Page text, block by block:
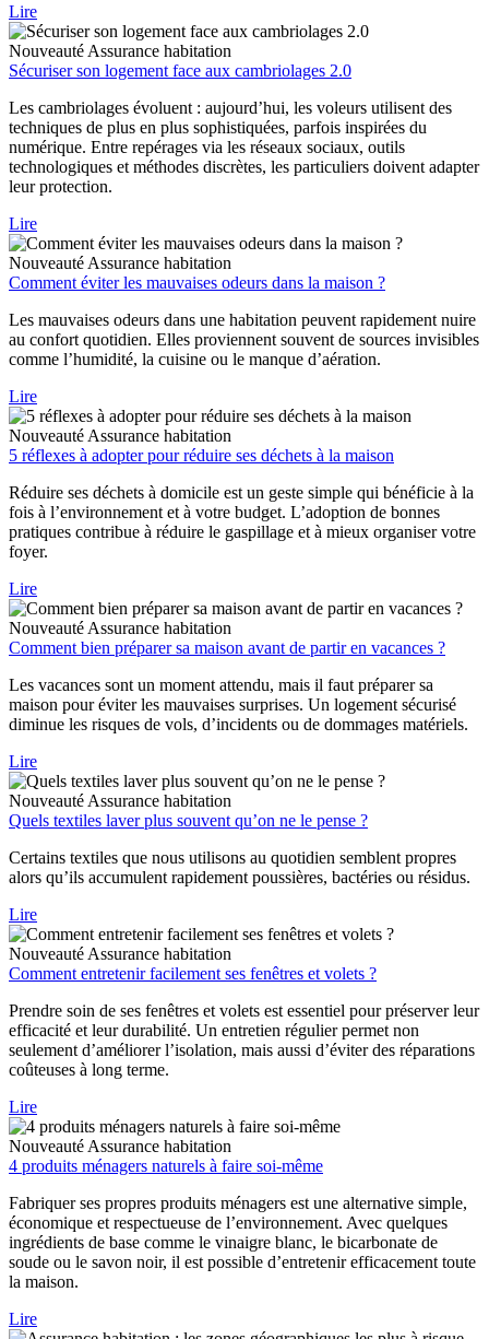
Lire
Nouveauté Assurance habitation
Sécuriser son logement face aux cambriolages 2.0
Les cambriolages évoluent : aujourd’hui, les voleurs utilisent des
techniques de plus en plus sophistiquées, parfois inspirées du
numérique. Entre repérages via les réseaux sociaux, outils
technologiques et méthodes discrètes, les particuliers doivent adapter
leur protection.
Lire
Nouveauté Assurance habitation
Comment éviter les mauvaises odeurs dans la maison ?
Les mauvaises odeurs dans une habitation peuvent rapidement nuire
au confort quotidien. Elles proviennent souvent de sources invisibles
comme l’humidité, la cuisine ou le manque d’aération.
Lire
Nouveauté Assurance habitation
5 réflexes à adopter pour réduire ses déchets à la maison
Réduire ses déchets à domicile est un geste simple qui bénéficie à la
fois à l’environnement et à votre budget. L’adoption de bonnes
pratiques contribue à réduire le gaspillage et à mieux organiser votre
foyer.
Lire
Nouveauté Assurance habitation
Comment bien préparer sa maison avant de partir en vacances ?
Les vacances sont un moment attendu, mais il faut préparer sa
maison pour éviter les mauvaises surprises. Un logement sécurisé
diminue les risques de vols, d’incidents ou de dommages matériels.
Lire
Nouveauté Assurance habitation
Quels textiles laver plus souvent qu’on ne le pense ?
Certains textiles que nous utilisons au quotidien semblent propres
alors qu’ils accumulent rapidement poussières, bactéries ou résidus.
Lire
Nouveauté Assurance habitation
Comment entretenir facilement ses fenêtres et volets ?
Prendre soin de ses fenêtres et volets est essentiel pour préserver leur
efficacité et leur durabilité. Un entretien régulier permet non
seulement d’améliorer l’isolation, mais aussi d’éviter des réparations
coûteuses à long terme.
Lire
Nouveauté Assurance habitation
4 produits ménagers naturels à faire soi-même
Fabriquer ses propres produits ménagers est une alternative simple,
économique et respectueuse de l’environnement. Avec quelques
ingrédients de base comme le vinaigre blanc, le bicarbonate de
soude ou le savon noir, il est possible d’entretenir efficacement toute
la maison.
Lire